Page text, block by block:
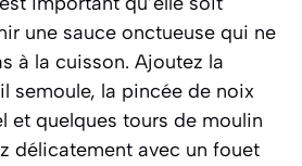
une sauce onctueuse qui ne
à la cuisson. Ajoutez la
semoule, la pincée de noix
et quelques tours de moulin
délicatement avec un fouet